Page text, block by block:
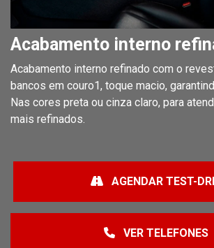
Acabamento interno
Acabamento interno refinado com o
bancos em couro1, toque macio,
Nas cores preta ou cinza claro, para
mais refinados.
VER TELEFONES
AGENDAR TEST-